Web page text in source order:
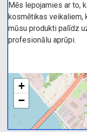
Mēs lepojamies ar to,
kosmētikas veikaliem,
mūsu produkti palīdz
profesionālu aprūpi.
+
−